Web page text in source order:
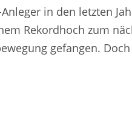
in den letzten
Rekordhoch zum
gefangen.